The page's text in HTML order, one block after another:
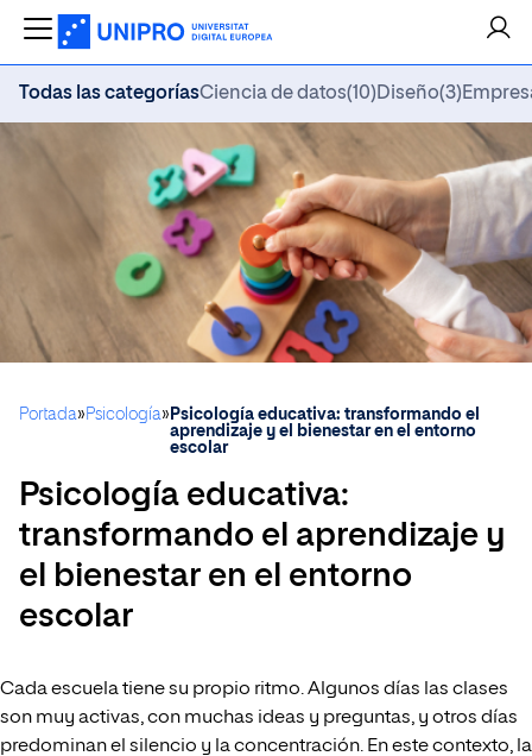
Todas las categoríasCiencia de datos(10) Diseño(3)
Portada» Psicología» Psicología educativa: transformando el
aprendizaje y el bienestar en el entorno
escolar
Psicología educativa:
transformando el aprendizaje y
el bienestar en el entorno
escolar
Cada escuela tiene su propio ritmo. Algunos días las clases
son muy activas, con muchas ideas y preguntas, y otros días
predominan el silencio y la concentración. En este contexto, la